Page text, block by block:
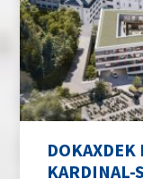
DOKAXDEK
KARDINAL-